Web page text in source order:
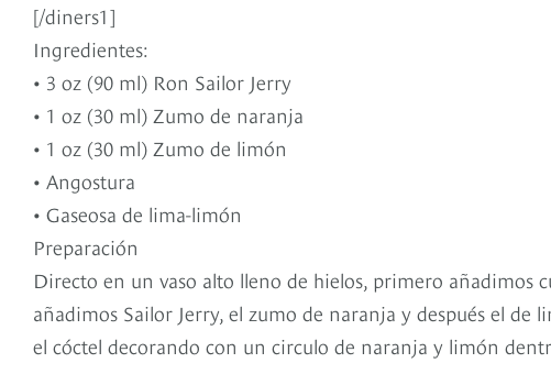
[/diners1]
Ingredientes:
• 3 oz (90 ml) Ron Sailor Jerry
• 1 oz (30 ml) Zumo de naranja
• 1 oz (30 ml) Zumo de limón
• Angostura
• Gaseosa de lima-limón
Preparación
Directo en un vaso alto lleno de hielos, primero añadimos
añadimos Sailor Jerry, el zumo de naranja y después el
el cóctel decorando con un circulo de naranja y limón